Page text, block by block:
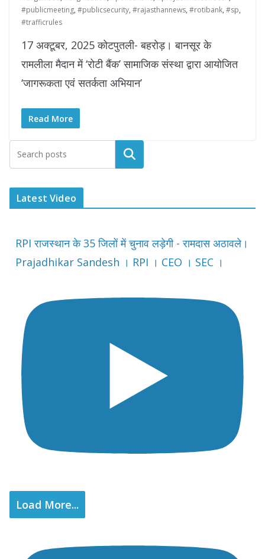
#publicmeeting, #publicsecurity, #rajasthannews, #rotibank, #sp,
#trafficrules
17 अक्टूबर, 2025 कोटपुतली- बहरोड़। बानसूर के
रामलीला मैदान में ‘रोटी बैंक’ सामाजिक संस्था द्वारा आयोजित
‘जागरूकता एवं सतर्कता अभियान’
Read More
Latest Video
RPI राजस्थान के 35 जिलों में चुनाव लड़ेगी - रामदास अठावले।
Prajadhikar Sandesh । RPI । CEO । SEC ।
Load More...